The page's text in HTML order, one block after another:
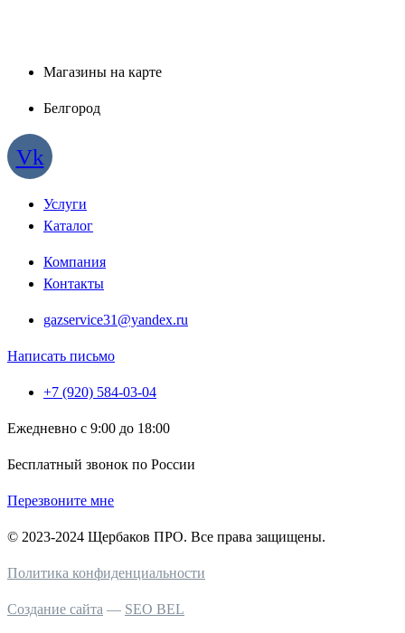
Магазины на карте
Белгород
Vk
Услуги
Каталог
Компания
Контакты
gazservice31@yandex.ru
Написать письмо
+7 (920) 584-03-04
Ежедневно с 9:00 до 18:00
Бесплатный звонок по России
Перезвоните мне
© 2023-2024 Щербаков ПРО. Все права защищены.
Политика конфиденциальности
Создание сайта — SEO BEL